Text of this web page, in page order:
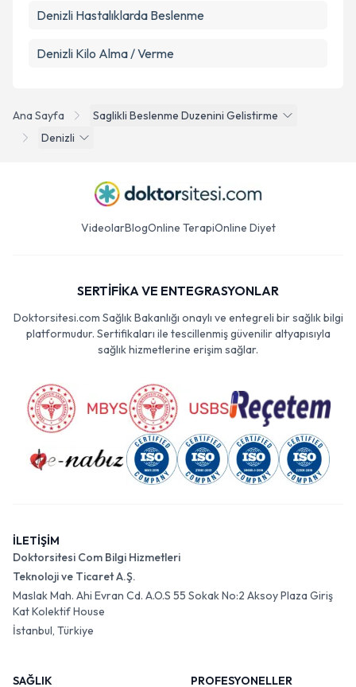
Ana Sayfa
Saglikli Beslenme Duzenini Gelistirme
Denizli
Denizli Hastalıklarda Beslenme
Denizli Kilo Alma / Verme
VideolarBlogOnline TerapiOnline Diyet
SERTİFİKA VE ENTEGRASYONLAR
Doktorsitesi.com Sağlık Bakanlığı onaylı ve entegreli bir sağlık bilgi
platformudur. Sertifikaları ile tescillenmiş güvenilir altyapısıyla
sağlık hizmetlerine erişim sağlar.
İLETİŞİM
Doktorsitesi Com Bilgi Hizmetleri
Teknoloji ve Ticaret A.Ş.
Maslak Mah. Ahi Evran Cd. A.O.S 55 Sokak No:2 Aksoy Plaza Giriş
Kat Kolektif House
İstanbul, Türkiye
SAĞLIK
PROFESYONELLER